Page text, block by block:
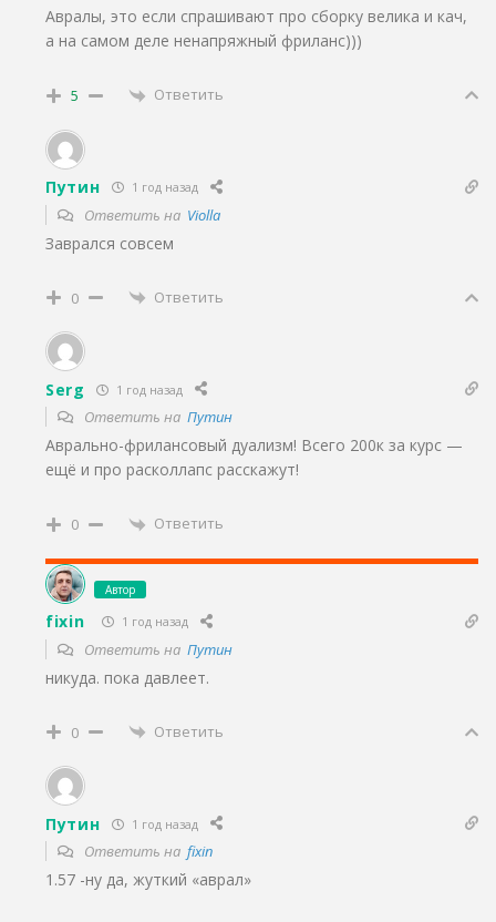
Авралы, это если спрашивают про сборку велика и кач,
а на самом деле ненапряжный фриланс)))
5 Ответить
Путин 1 год назад
Ответить на Violla
Заврался совсем
0 Ответить
Serg 1 год назад
Ответить на Путин
Аврально-фрилансовый дуализм! Всего 200к за курс —
ещë и про расколлапс расскажут!
0 Ответить
Автор
fixin 1 год назад
Ответить на Путин
никуда. пока давлеет.
0 Ответить
Путин 1 год назад
Ответить на fixin
1.57 -ну да, жуткий «аврал»